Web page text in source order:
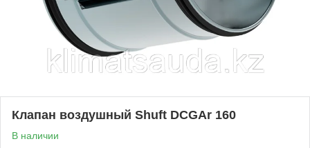
Клапан воздушный Shuft DCGAr 160
В наличии